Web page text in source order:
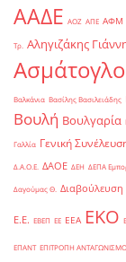
ΑΑΔΕ ΑΟΖ ΑΠΕ ΑΦΜ
Τρ. Αληγιζάκης
Βαλκάνια Βασίλης Βασιλειάδης
Βουλή Βουλγαρία
Γαλλία Γενική
Δ.Α.Ο.Ε. ΔΑΟΕ ΔΕΗ ΔΕΠΑ
Δαγούμας Θ. Διαβούλευση
Ε.Ε. ΕΒΕΠ ΕΕ ΕΕΑ ΕΚΟ
ΕΠΑΝΤ ΕΠΙΤΡΟΠΗ